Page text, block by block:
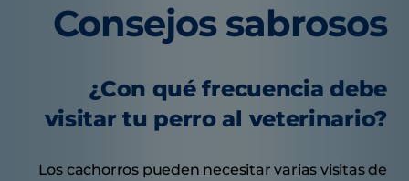
Consejos sabrosos
¿Con qué frecuencia debe
visitar tu perro al veterinario?
Los cachorros pueden necesitar varias visitas de